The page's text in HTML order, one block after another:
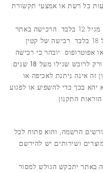
כל רשת או אמצעי תקשורת
1.4. הגלישה באתר מיועדת לגולשים מגיל 12 בלבד. הרכישה באתר
מיועדת לבעלי כשירות משפטית מגיל 18 בלבד. רכישה של קטין
יובהר כי רכישה
שגילו מעל 18 שנים.
זה אינה ניתנת לאכיפה או
בכך כדי להשפיע או לפגוע
התקנון.
הרשמה, והוא פתוח לכל
ושירותים יש להירשם
באתר יתבקש הגולש למסור